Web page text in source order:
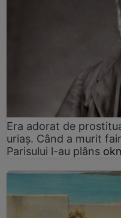
Era adorat de
uriaș. Când a murit
Parisului l-au plâns